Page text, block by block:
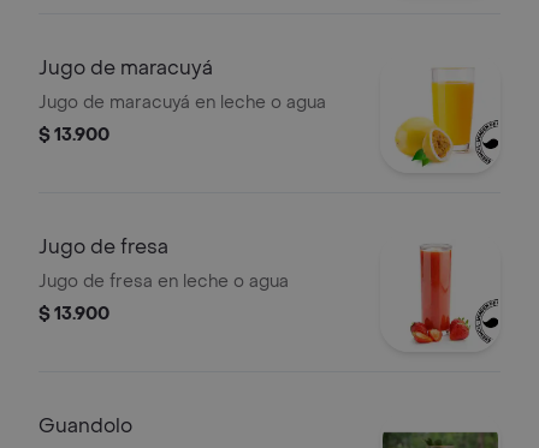
Jugo de maracuyá
Jugo de maracuyá en leche o agua
$ 13.900
Jugo de fresa
Jugo de fresa en leche o agua
$ 13.900
Guandolo